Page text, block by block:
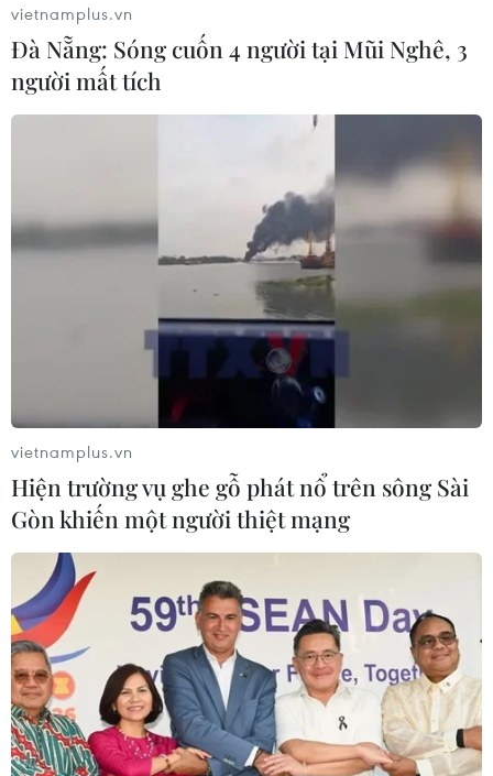
NGHỊ QUYẾT 66: ĐỔI MỚI THỰC THI PHÁP LUẬT
Bảo đảm quốc phòng, an ninh quốc gia song
đổi), bảo đảm an ninh năng lượng
Chia sẻ dữ liệu hạ tầng viễn thông phục vụ điều
hành, ứng phó thiên tai
Bãi bỏ một số văn bản quy phạm pháp luật
không còn phù hợp
Nâng cao hiệu quả đấu tranh phòng, chống tội
phạm và vi phạm pháp luật
TIN LIÊN QUAN
vietnamplus.vn
Đà Nẵng: Sóng cuốn 4 người tại Mũi Nghê, 3
người mất tích
vietnamplus.vn
Hiện trường vụ ghe gỗ phát nổ trên sông Sài
Gòn khiến một người thiệt mạng